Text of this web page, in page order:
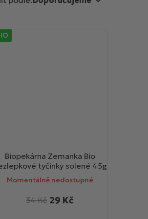
Biopekárna Zemanka Bio
tyčinky solené 45g
Momentálně nedostupné
29 Kč
34 Kč